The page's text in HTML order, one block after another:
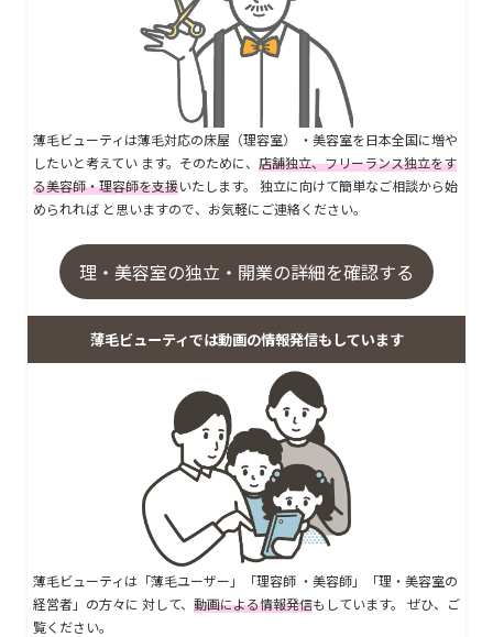
薄毛ビューティは薄毛対応の床屋（理容室） ・美容室を日本全国に増や
したいと考えてい ます。そのために、 店舗独立、フリーランス独立をす
る美容師・理容師を支援いたします。 独立に向けて簡単なご相談から始
められれば と思いますので、お気軽にご連絡ください。
理・美容室の独立・開業の詳細を確認する
薄毛ビューティでは動画の情報発信もしています
薄毛ビューティは「薄毛ユーザー」「理容師 ・美容師」「理・美容室の
経営者」の方々に 対して、 動画による情報発信もしています。 ぜひ、ご
覧ください。